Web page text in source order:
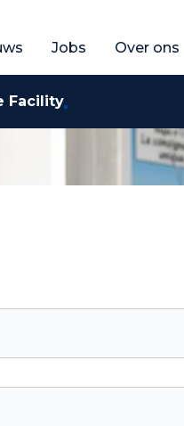
Jobs Over ons
Facility